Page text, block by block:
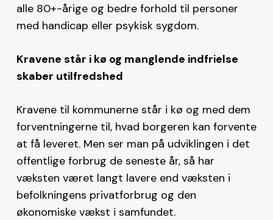
alle 80+-årige og bedre forhold til personer
med handicap eller psykisk sygdom.
Kravene står i kø og manglende indfrielse
skaber utilfredshed
Kravene til kommunerne står i kø og med dem
forventningerne til, hvad borgeren kan forvente
at få leveret. Men ser man på udviklingen i det
offentlige forbrug de seneste år, så har
væksten været langt lavere end væksten i
befolkningens privatforbrug og den
økonomiske vækst i samfundet.